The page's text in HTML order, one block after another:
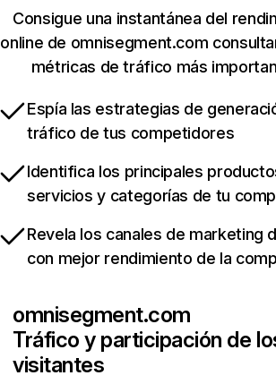
Consigue una instantánea del
online de omnisegment.com
métricas de tráfico más
Espía las estrategias de
tráfico de tus competidores
Identifica los principales
servicios y categorías de tu
Revela los canales de marketing
con mejor rendimiento de la
omnisegment.com
Tráfico y participación de
visitantes